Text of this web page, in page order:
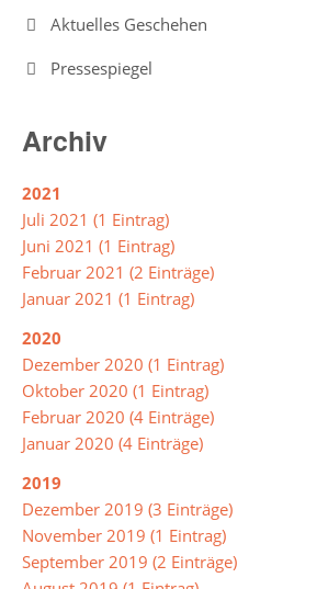
9
Jahrgang
Intensivklasse
Elternvertretung
Schülervertretung
Schülerrat
Vertrauenslehrer/in
Förderverein
So
arbeiten
wir
NavigationAktuelles Geschehen
Pressespiegel
Archiv
2021
Juli 2021 (1 Eintrag)
Juni 2021 (1 Eintrag)
Februar 2021 (2 Einträge)
Januar 2021 (1 Eintrag)
2020
Dezember 2020 (1 Eintrag)
Oktober 2020 (1 Eintrag)
Februar 2020 (4 Einträge)
Januar 2020 (4 Einträge)
2019
Dezember 2019 (3 Einträge)
November 2019 (1 Eintrag)
September 2019 (2 Einträge)